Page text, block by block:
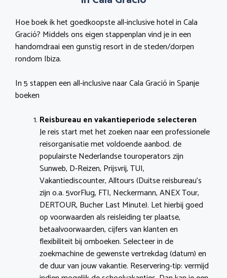
Hoe boek ik het goedkoopste all-inclusive hotel in Cala
Gració? Middels ons eigen stappenplan vind je in een
handomdraai een gunstig resort in de steden/dorpen
rondom Ibiza.
In 5 stappen een all-inclusive naar Cala Gració in Spanje
boeken
Reisbureau en vakantieperiode selecteren
Je reis start met het zoeken naar een professionele
reisorganisatie met voldoende aanbod. de
populairste Nederlandse touroperators zijn
Sunweb, D-Reizen, Prijsvrij, TUI,
Vakantiediscounter, Alltours (Duitse reisbureau’s
zijn o.a. 5vorFlug, FTI, Neckermann, ANEX Tour,
DERTOUR, Bucher Last Minute). Let hierbij goed
op voorwaarden als reisleiding ter plaatse,
betaalvoorwaarden, cijfers van klanten en
flexibiliteit bij omboeken. Selecteer in de
zoekmachine de gewenste vertrekdag (datum) en
de duur van jouw vakantie. Reservering-tip: vermijd